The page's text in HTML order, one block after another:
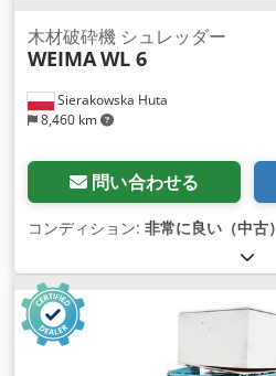
Sierakowska Huta
8,460 km
木材破砕機 シュレッダー
WEIMAWL 6
問い合わせる
コンディション: 非常に良い（中古）